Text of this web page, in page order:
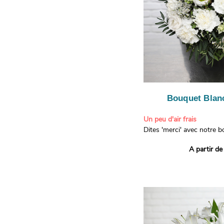
Bouquet
Un peu d'air frais
Dites 'merci' avec notre
de limonium blanc, ce
symbolisent l'amour et
le limonium blanc ajoute
A partir